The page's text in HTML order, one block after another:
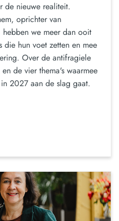
de nieuwe realiteit.
oprichter van
hebben we meer dan ooit
die hun voet zetten en mee
Over de antifragiele
de vier thema's waarmee
2027 aan de slag gaat.